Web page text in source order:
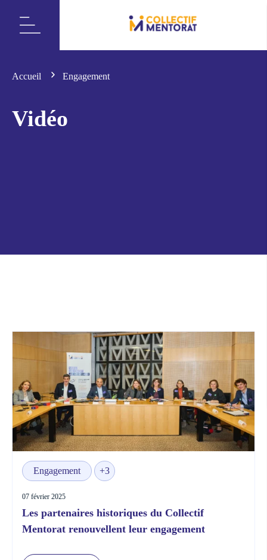
Accueil Engagement
Vidéo
Engagement +3
07 février 2025
Les partenaires historiques du Collectif
Mentorat renouvellent leur engagement